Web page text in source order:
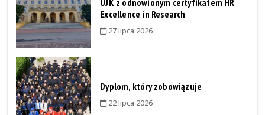
UJK z odnowionym certyfikatem HR
Excellence in Research
27 lipca 2026
Dyplom, który zobowiązuje
22 lipca 2026